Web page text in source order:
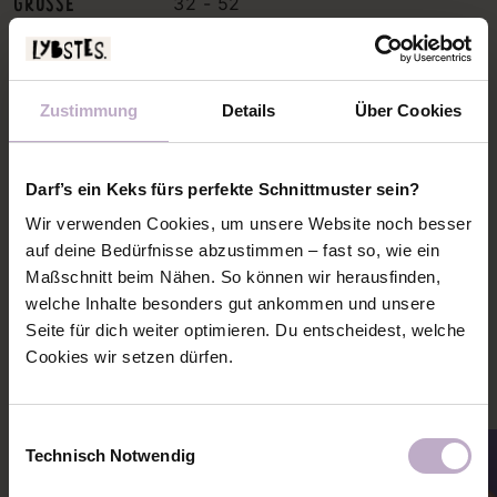
Zustimmung Details Über Cookies
Darf’s ein Keks fürs perfekte Schnittmuster sein?
Wir verwenden Cookies, um unsere Website noch besser
auf deine Bedürfnisse abzustimmen – fast so, wie ein
Maßschnitt beim Nähen. So können wir herausfinden,
welche Inhalte besonders gut ankommen und unsere
Seite für dich weiter optimieren. Du entscheidest, welche
Cookies wir setzen dürfen.
Technisch Notwendig
NAHTZUGABE
INFO für Webware
DAS IST ENTHALTEN:
SCHNITTMUSTERPLAN
PASSENDE NÄHANLEITUNGEN
Mehr Ideen und Inspiration zu diesem Schnitt holen